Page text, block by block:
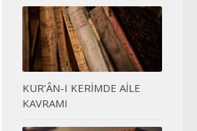
KUR’ÂN-I KERİMDE AİLE
KAVRAMI